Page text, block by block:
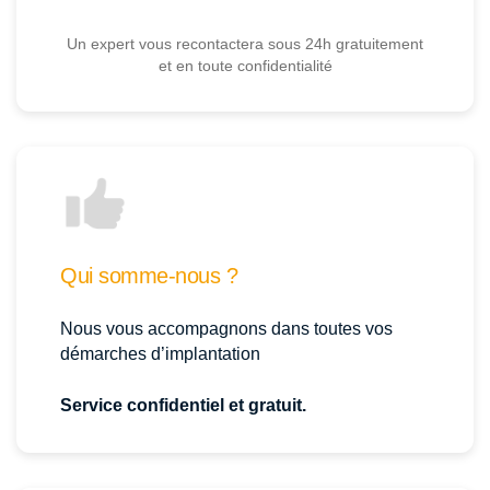
Un expert vous recontactera sous 24h gratuitement
et en toute confidentialité
Qui somme-nous ?
Nous vous accompagnons dans toutes vos
démarches d’implantation
Service confidentiel et gratuit.